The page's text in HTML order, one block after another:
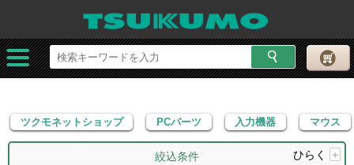
ツクモネットショップ PCパーツ マウス
ツクモネットショップ PCパーツ 入力機器 マウス
絞込条件 ひらく +